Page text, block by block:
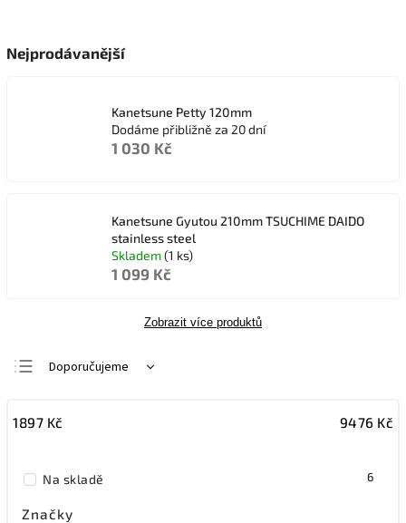
Nejprodávanější
Kanetsune Petty 120mm
Dodáme přibližně za 20 dní
1 030 Kč
Kanetsune Gyutou 210mm TSUCHIME DAIDO
stainless steel
Skladem(1 ks)
1 099 Kč
Zobrazit více produktů
Doporučujeme
Nejdražší
Abecedně
1897 Kč 9476 Kč
Na skladě 6
Značky